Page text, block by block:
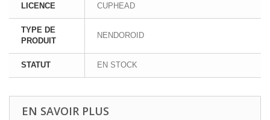
LICENCE CUPHEAD
TYPE DE
PRODUIT
NENDOROID
STATUT EN STOCK
EN SAVOIR PLUS